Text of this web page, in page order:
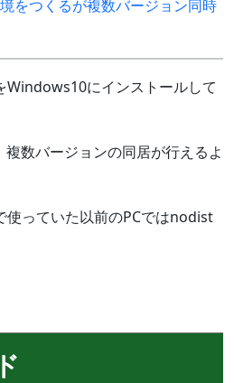
をつくるが複数バージョン同時
Windows10にインストールして
数バージョンの同居が行えるよ
使っていた以前のPCではnodist